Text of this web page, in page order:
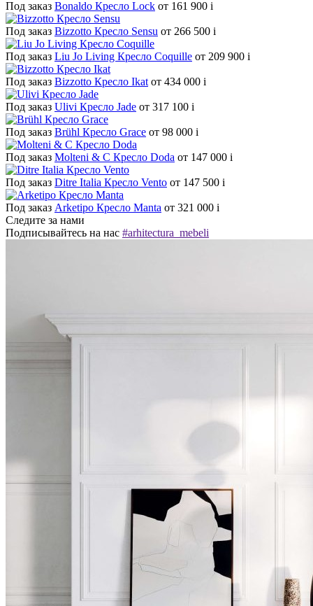
Под заказ Bonaldo Кресло Lock от 161 900 i
Под заказ Bizzotto Кресло Sensu от 266 500 i
Под заказ Liu Jo Living Кресло Coquille от 209 900 i
Под заказ Bizzotto Кресло Ikat от 434 000 i
Под заказ Ulivi Кресло Jade от 317 100 i
Под заказ Brühl Кресло Grace от 98 000 i
Под заказ Molteni & C Кресло Doda от 147 000 i
Под заказ Ditre Italia Кресло Vento от 147 500 i
Под заказ Arketipo Кресло Manta от 321 000 i
Следите за нами
Подписывайтесь на нас #arhitectura_mebeli